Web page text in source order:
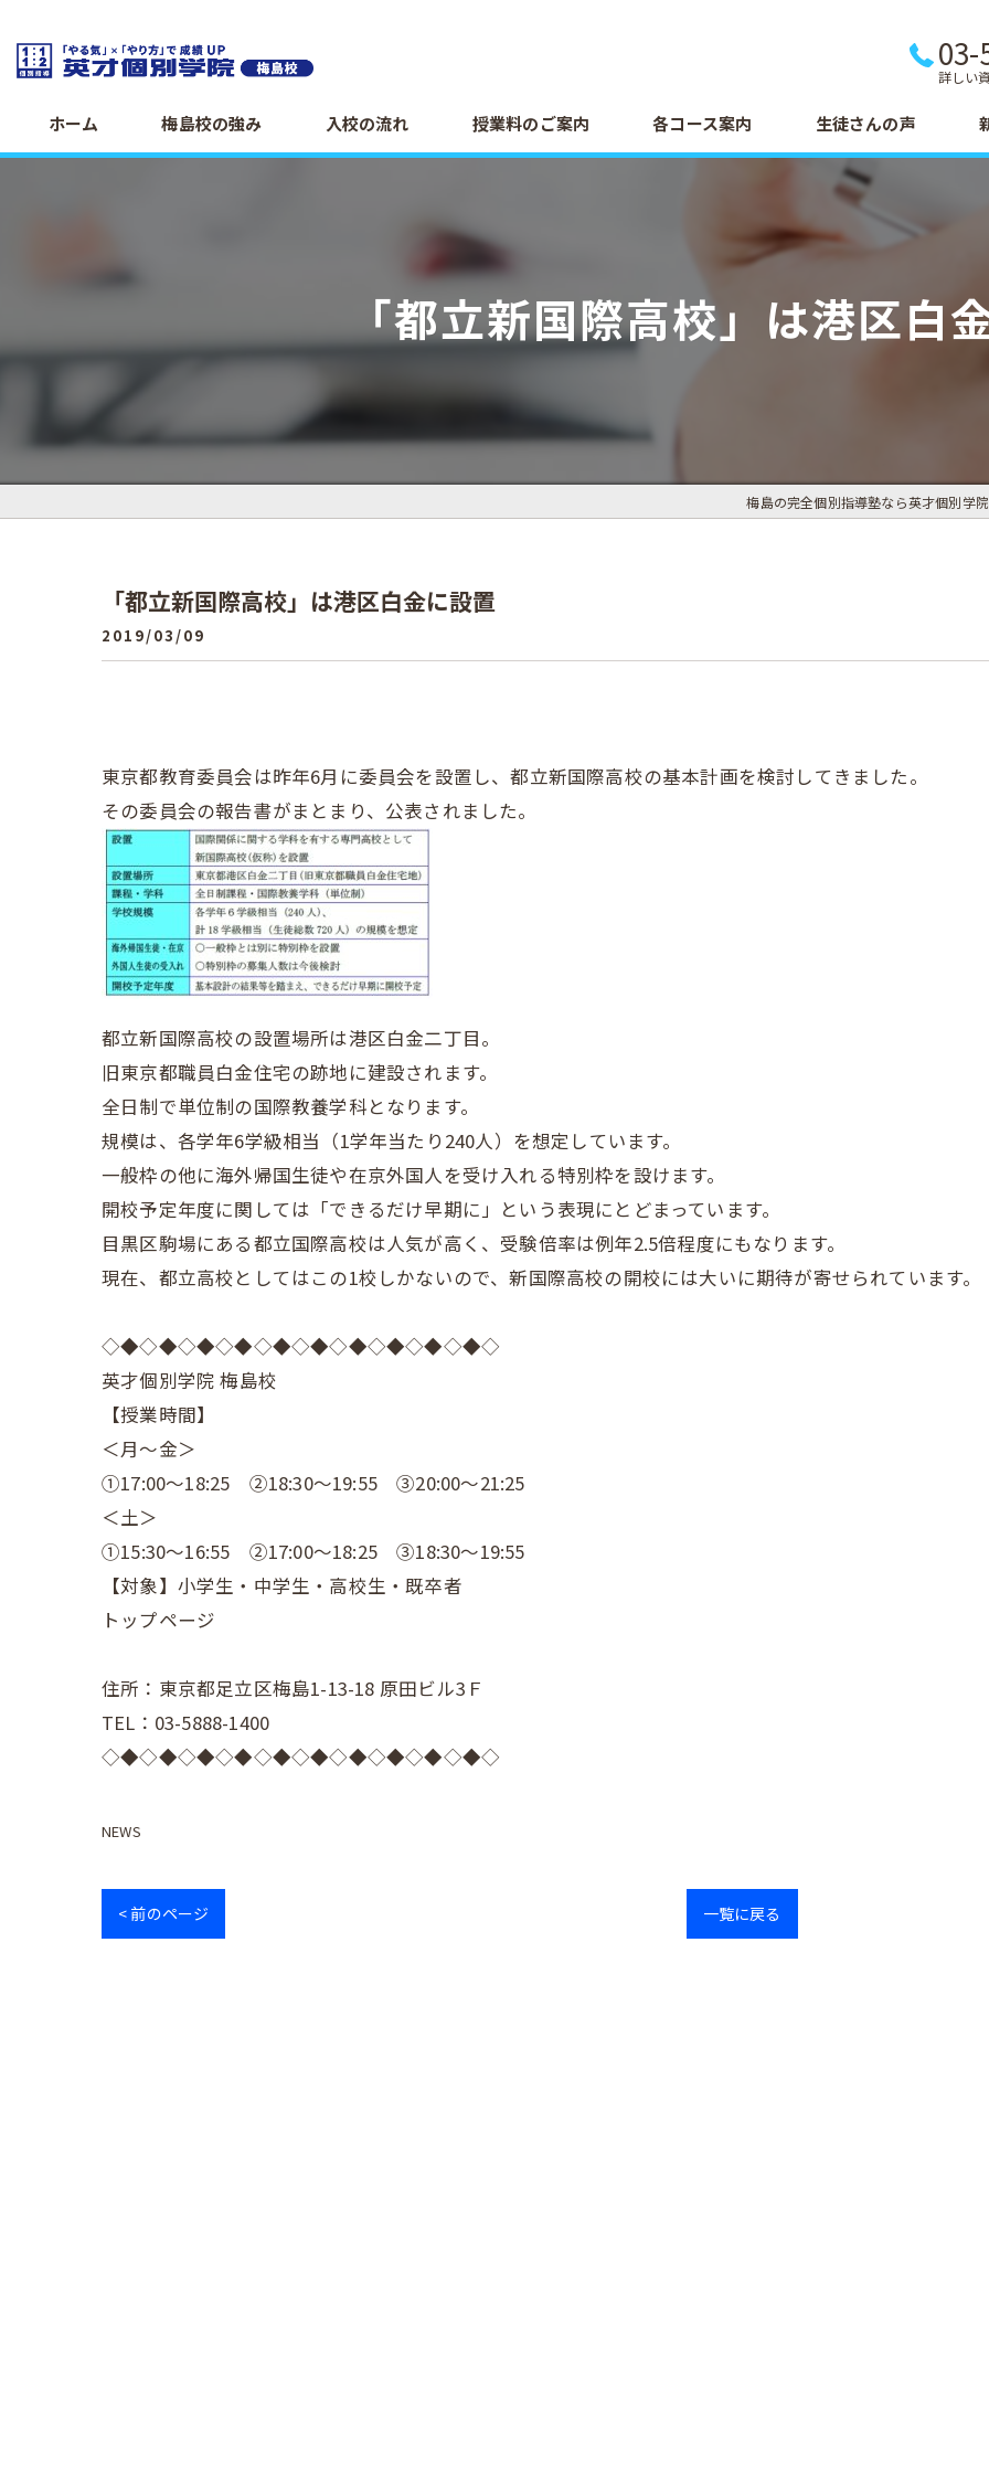
03-
詳しい
ホーム 梅島校の強み 入校の流れ 授業料のご案内 各コース案内 生徒さんの声
「都立新国際高校」は港区白
梅島の完全個別指導塾なら英才個別学
「都立新国際高校」は港区白金に設置
2019/03/09
東京都教育委員会は昨年6月に委員会を設置し、都立新国際高校の基本計画を検討してきました。
その委員会の報告書がまとまり、公表されました。
都立新国際高校の設置場所は港区白金二丁目。
旧東京都職員白金住宅の跡地に建設されます。
全日制で単位制の国際教養学科となります。
規模は、各学年6学級相当（1学年当たり240人）を想定しています。
一般枠の他に海外帰国生徒や在京外国人を受け入れる特別枠を設けます。
開校予定年度に関しては「できるだけ早期に」という表現にとどまっています。
目黒区駒場にある都立国際高校は人気が高く、受験倍率は例年2.5倍程度にもなります。
現在、都立高校としてはこの1校しかないので、新国際高校の開校には大いに期待が寄せられています。
◇◆◇◆◇◆◇◆◇◆◇◆◇◆◇◆◇◆◇◆◇
英才個別学院 梅島校
【授業時間】
＜月～金＞
①17:00～18:25 ②18:30～19:55 ③20:00～21:25
＜土＞
①15:30～16:55 ②17:00～18:25 ③18:30～19:55
【対象】小学生・中学生・高校生・既卒者
トップページ
住所：東京都足立区梅島1-13-18 原田ビル3Ｆ
TEL：03-5888-1400
◇◆◇◆◇◆◇◆◇◆◇◆◇◆◇◆◇◆◇◆◇
NEWS
< 前のページ 一覧に戻る